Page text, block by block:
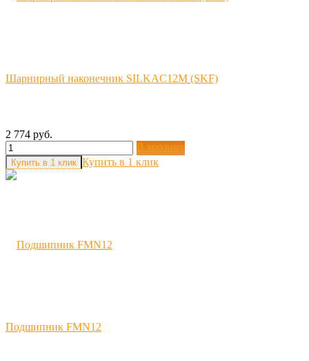
Шарнирный наконечник SILKAC12M (SKF)
2 774 руб.
В корзину
Купить в 1 клик
Подшипник FMN12